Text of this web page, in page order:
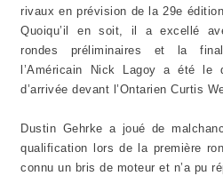
rivaux en prévision de la 29e
Quoiqu’il en soit, il a excellé
rondes préliminaires et la
l’Américain Nick Lagoy a été le
d’arrivée devant l’Ontarien Curtis
Dustin Gehrke a joué de
qualification lors de la première
connu un bris de moteur et n’a pu